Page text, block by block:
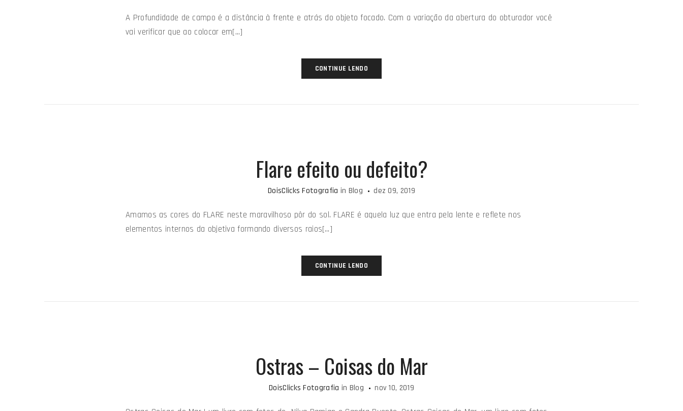
A Profundidade de campo é a distância à frente e atrás do objeto focado. Com a variação da abertura do obturador você
vai verificar que ao colocar em[…]
CONTINUE LENDO
Flare efeito ou defeito?
DoisClicks Fotografia in Blog dez 09, 2019
Amamos as cores do FLARE neste maravilhoso pôr do sol. FLARE é aquela luz que entra pela lente e reflete nos
elementos internos da objetiva formando diversos raios[…]
CONTINUE LENDO
Ostras – Coisas do Mar
DoisClicks Fotografia in Blog nov 10, 2019